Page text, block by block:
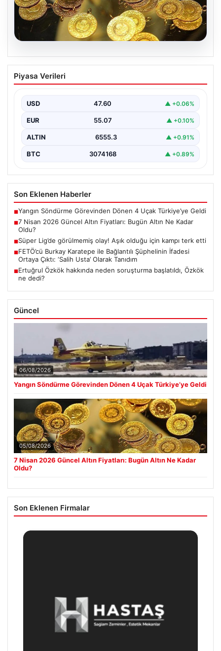
05.08.2026
7 Nisan 2026 Güncel Altın Fiyatları:
Bugün Altın Ne Kadar Oldu?
ve jeopolitik risklerin yoğun etkisi altında dalgalı bir…
Piyasa Verileri
USD 47.60 ▲ +0.06%
EUR 55.07 ▲ +0.10%
ALTIN 6555.3 ▲ +0.91%
BTC 3074168 ▲ +0.89%
Son Eklenen Haberler
■Yangın Söndürme Görevinden Dönen 4 Uçak Türkiye’ye Geldi
■7 Nisan 2026 Güncel Altın Fiyatları: Bugün Altın Ne Kadar
Oldu?
■Süper Lig’de görülmemiş olay! Aşık olduğu için kampı terk etti
■FETÖ’cü Burkay Karatepe ile Bağlantılı Şüphelinin İfadesi
Ortaya Çıktı: ‘Salih Usta’ Olarak Tanıdım
■Ertuğrul Özkök hakkında neden soruşturma başlatıldı, Özkök
ne dedi?
Güncel
06/08/2026
Yangın Söndürme Görevinden Dönen 4 Uçak Türkiye’ye Geldi
05/08/2026
7 Nisan 2026 Güncel Altın Fiyatları: Bugün Altın Ne Kadar
Oldu?
Son Eklenen Firmalar